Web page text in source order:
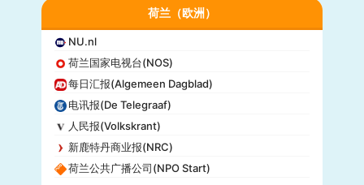
荷兰（欧洲）
NU.nl
荷兰国家电视台(NOS)
每日汇报(Algemeen Dagblad)
电讯报(De Telegraaf)
人民报(Volkskrant)
新鹿特丹商业报(NRC)
荷兰公共广播公司(NPO Start)